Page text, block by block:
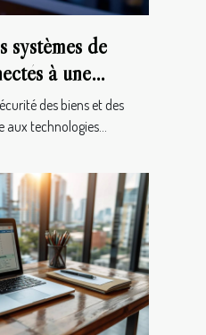
systèmes de
à une
des biens et des
aux technologies...